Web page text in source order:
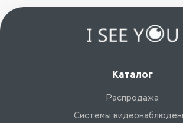
Каталог
Распродажа
Системы